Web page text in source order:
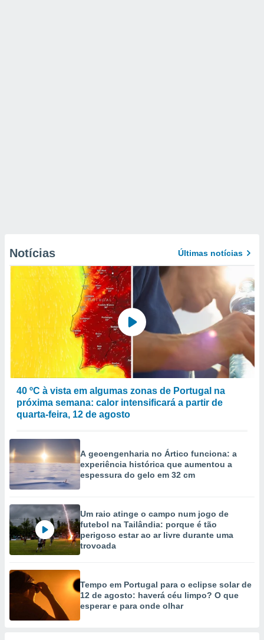
Notícias Últimas notícias
40 ºC à vista em algumas zonas de Portugal na
próxima semana: calor intensificará a partir de
quarta-feira, 12 de agosto
A geoengenharia no Ártico funciona: a
experiência histórica que aumentou a
espessura do gelo em 32 cm
Um raio atinge o campo num jogo de
futebol na Tailândia: porque é tão
perigoso estar ao ar livre durante uma
trovoada
Tempo em Portugal para o eclipse solar de
12 de agosto: haverá céu limpo? O que
esperar e para onde olhar